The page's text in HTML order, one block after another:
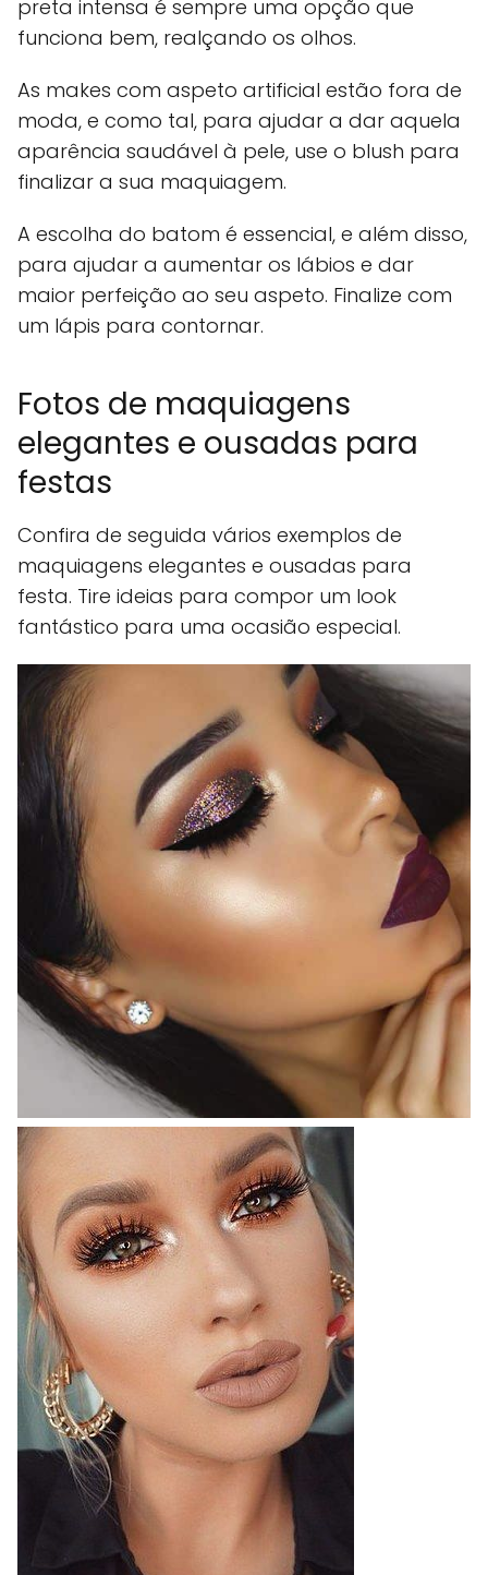
preta intensa é sempre uma opção que
funciona bem, realçando os olhos.
As makes com aspeto artificial estão fora de
moda, e como tal, para ajudar a dar aquela
aparência saudável à pele, use o blush para
finalizar a sua maquiagem.
A escolha do batom é essencial, e além disso,
para ajudar a aumentar os lábios e dar
maior perfeição ao seu aspeto. Finalize com
um lápis para contornar.
Fotos de maquiagens
elegantes e ousadas para
festas
Confira de seguida vários exemplos de
maquiagens elegantes e ousadas para
festa. Tire ideias para compor um look
fantástico para uma ocasião especial.